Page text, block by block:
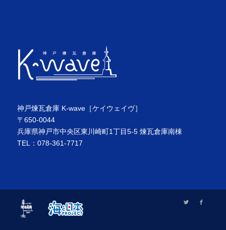
神戸煉瓦倉庫 K-wave［ケイウェイヴ］
〒650-0044
兵庫県神戸市中央区東川崎町1丁目5-5 煉瓦倉庫南棟
TEL：078-361-7717